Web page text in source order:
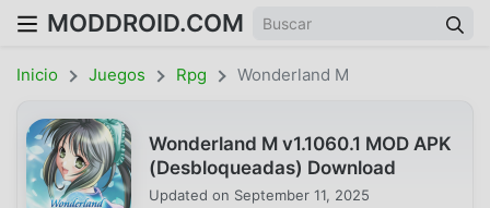
MODDROID.COM
Inicio Juegos Rpg Wonderland M
Wonderland M v1.1060.1 MOD APK
(Desbloqueadas) Download
Updated on September 11, 2025